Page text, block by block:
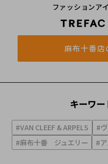
ファッションア
麻布十番店
キーワ
#VAN CLEEF & ARPELS #
#麻布十番 ジュエリー
#